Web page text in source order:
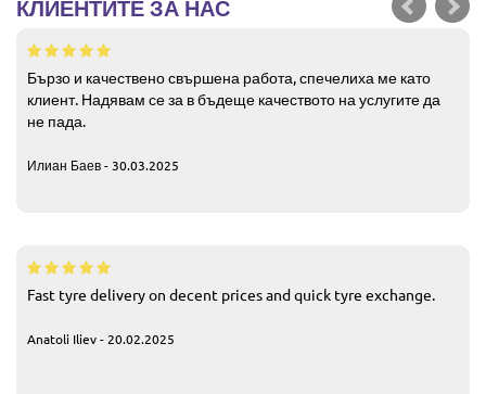
КЛИЕНТИТЕ ЗА НАС
Бързо и качествено свършена работа, спечелиха ме като
клиент. Надявам се за в бъдеще качеството на услугите да
не пада.
Илиан Баев - 30.03.2025
Fast tyre delivery on decent prices and quick tyre exchange.
Anatoli Iliev - 20.02.2025